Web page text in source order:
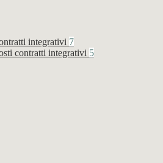
integrativi 7
contratti integrativi 5